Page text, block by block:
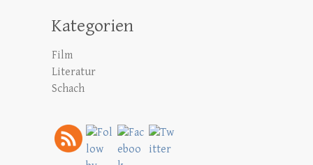
Kategorien
Film
Literatur
Schach